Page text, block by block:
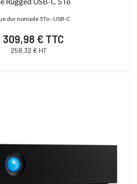
dur nomade 5To - USB-C
309,98 € TTC
258,32 € HT